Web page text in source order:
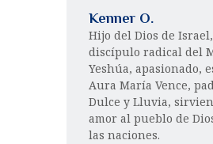
Kenner O.
Hijo del Dios de Israel,
discípulo radical del
Yeshúa, apasionado,
Aura María Vence,
Dulce y Lluvia,
amor al pueblo de
las naciones.